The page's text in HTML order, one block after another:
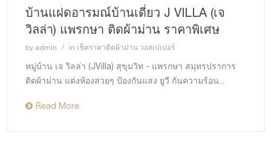
บ้านแฝดอารมณ์บ้านเดี่ยว J VILLA (เจ
วิลล่า) แพรกษา ติดผ้าม่าน ราคาพิเศษ
by admin in เช็คราคาติดผ้าม่าน วอลเปเปอร์
หมู่บ้าน เจ วิลล่า (JVilla) สุขุมวิท - แพรกษา สมุทรปราการ
ติดผ้าม่าน แต่งห้องสวยๆ ป้องกันแสง ยูวี กันความร้อน...
Read More